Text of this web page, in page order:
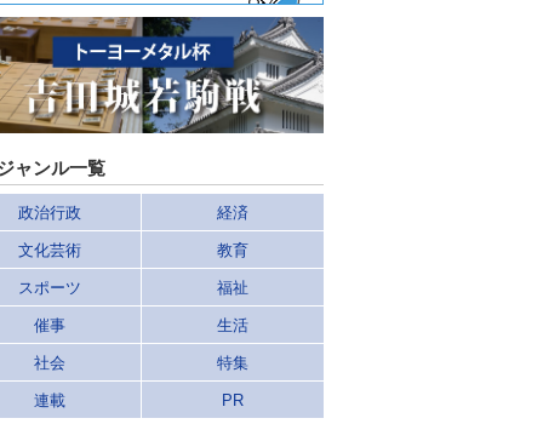
ャンル一覧
政治行政 経済
文化芸術 教育
スポーツ 福祉
催事 生活
社会 特集
連載 PR